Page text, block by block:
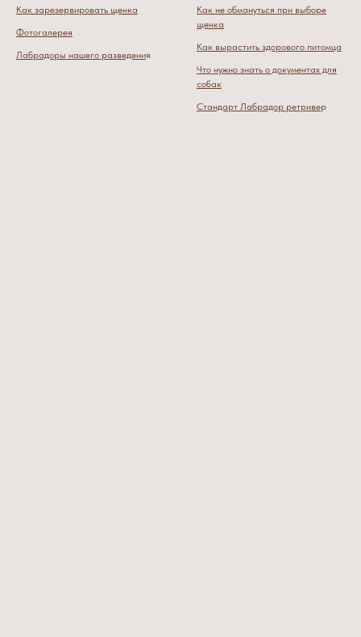
Как зарезервировать щенка
Фотогалерея
Лабрадоры нашего разведения
Как не обмануться при выборе
щенка
Как вырастить здорового питомца
Что нужно знать о документах для
собак
Стандарт Лабрадор ретривер